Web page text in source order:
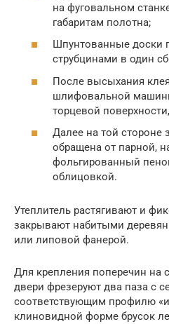
на фуговальном
габаритам полотна;
Шпунтованные доски
струбцинами в один
После высыхания
шлифовальной
торцевой
Далее на той стороне
обращена от парной,
фольгированный
облицовкой.
Утеплитель растягивают и
закрывают набитыми
или липовой фанерой.
Для крепления поперечин на
двери фрезеруют два паза с
соответствующим профилю
клиновидной форме брусок